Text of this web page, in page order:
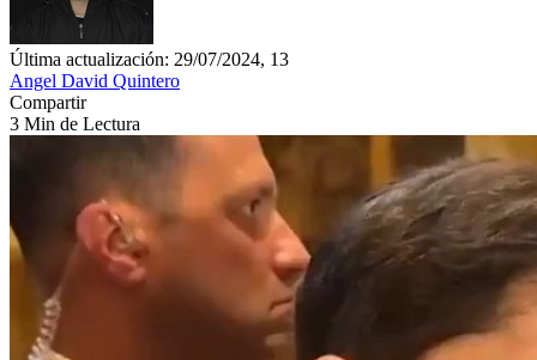
Última actualización: 29/07/2024, 13
Angel David Quintero
Compartir
3 Min de Lectura